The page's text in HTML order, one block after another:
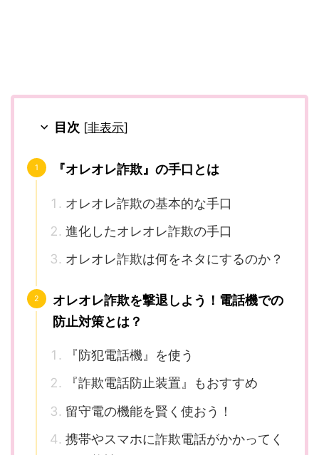
目次 [非表示]
『オレオレ詐欺』の手口とは
オレオレ詐欺の基本的な手口
進化したオレオレ詐欺の手口
オレオレ詐欺は何をネタにするのか？
オレオレ詐欺を撃退しよう！電話機での
防止対策とは？
『防犯電話機』を使う
『詐欺電話防止装置』もおすすめ
留守電の機能を賢く使おう！
携帯やスマホに詐欺電話がかかってく